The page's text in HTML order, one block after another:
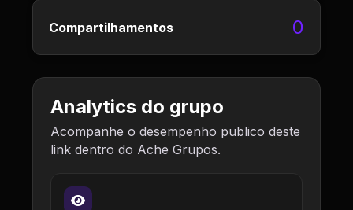
Compartilhamentos 0
Analytics do grupo
Acompanhe o desempenho publico deste
link dentro do Ache Grupos.